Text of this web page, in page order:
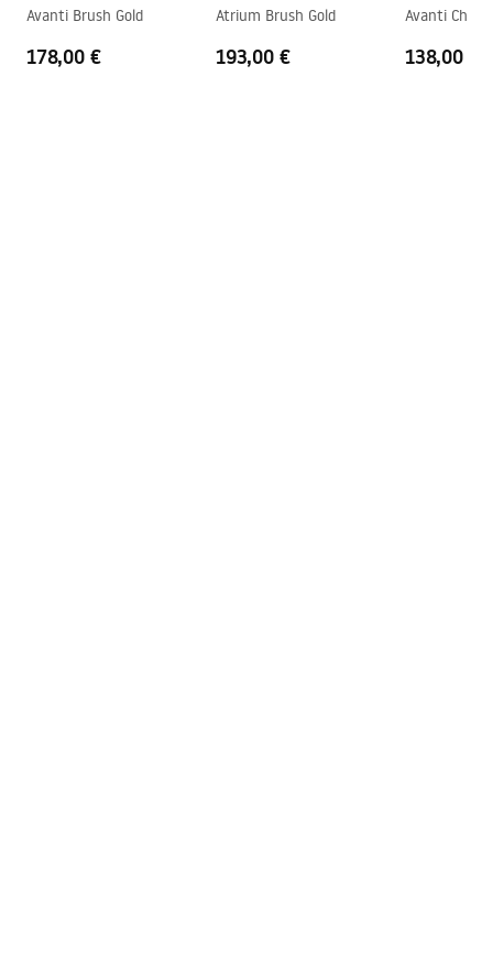
Garantia
24 meses
Revestimento Fácil e Limpo
Sim, num dos lados do vidro
Avanti Brush Gold
178,00 €
Atrium Brush Gold
193,00 €
Avanti
138,00 €